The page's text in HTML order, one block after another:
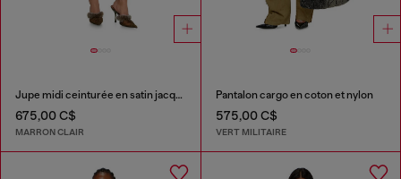
Jupe midi ceinturée en satin jacquard logo
675,00 C$
MARRON CLAIR
Pantalon cargo en coton et nylon
575,00 C$
VERT MILITAIRE